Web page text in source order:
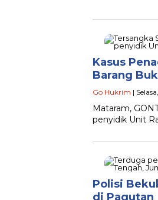
Kasus
Barang
Go Hukrim |
Mataram,
penyidik Unit
Polisi
di Pagutan